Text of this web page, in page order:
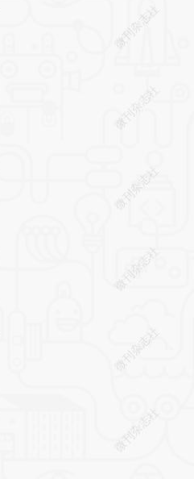
微刊杂志社
微刊杂志社
微刊杂志社
微刊杂志社
微刊杂志社
微刊杂志社